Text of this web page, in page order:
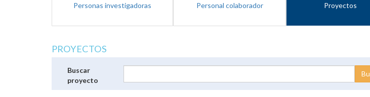
Personas investigadoras Personal colaborador Proyectos
PROYECTOS
Buscar
proyecto